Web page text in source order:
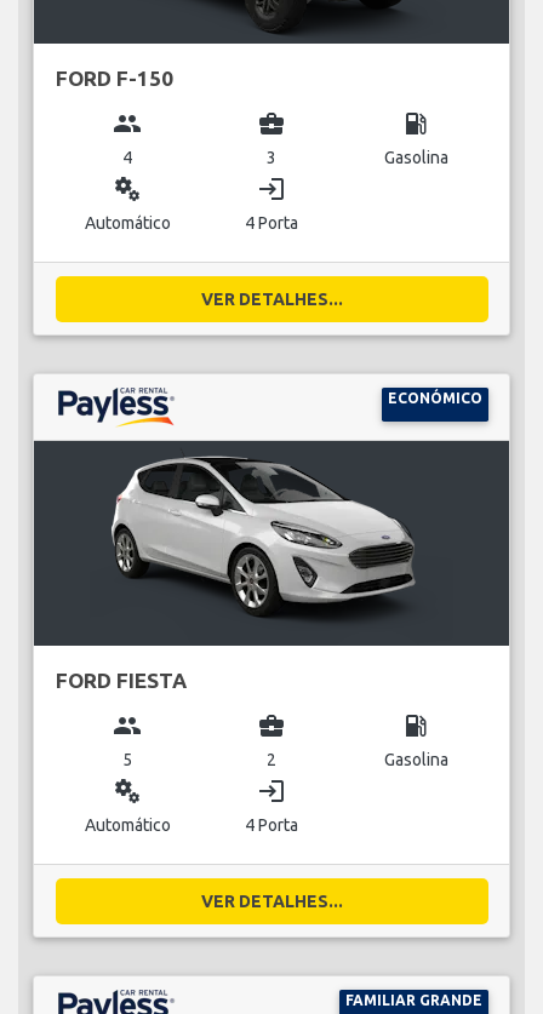
FORD F-150
group
4
business_center
3
local_gas_station
Gasolina
miscellaneous_services
Automático
login
4 Porta
VER DETALHES...
ECONÓMICO
FORD FIESTA
group
5
business_center
2
local_gas_station
Gasolina
miscellaneous_services
Automático
login
4 Porta
VER DETALHES...
FAMILIAR GRANDE